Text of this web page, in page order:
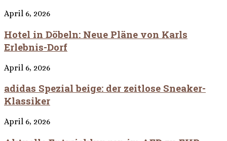
April 6, 2026
Hotel in Döbeln: Neue Pläne von Karls
Erlebnis-Dorf
April 6, 2026
adidas Spezial beige: der zeitlose Sneaker-
Klassiker
April 6, 2026